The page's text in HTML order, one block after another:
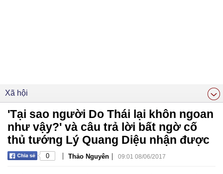
Xã hội
'Tại sao người Do Thái lại khôn ngoan
như vậy?' và câu trả lời bất ngờ cố
thủ tướng Lý Quang Diệu nhận được
0 | Thảo Nguyên | 09:01 08/06/2017